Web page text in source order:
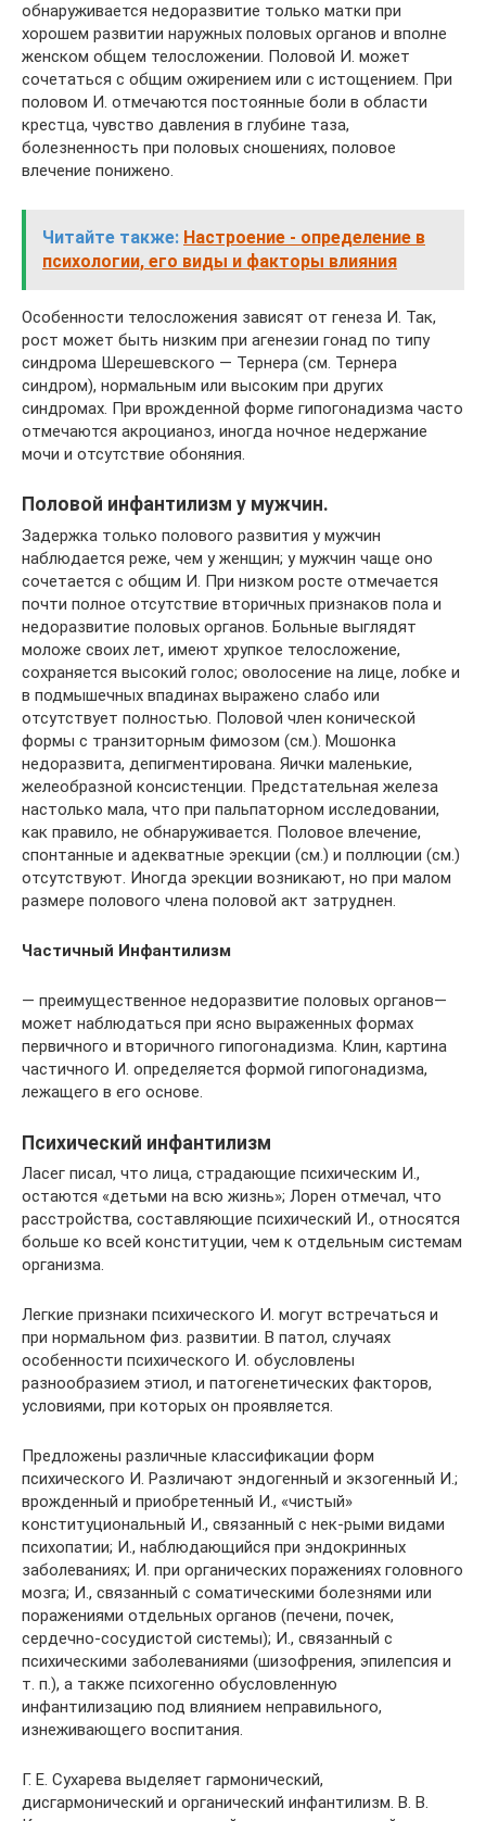
обнаруживается недоразвитие только матки при
хорошем развитии наружных половых органов и вполне
женском общем телосложении. Половой И. может
сочетаться с общим ожирением или с истощением. При
половом И. отмечаются постоянные боли в области
крестца, чувство давления в глубине таза,
болезненность при половых сношениях, половое
влечение понижено.
Читайте также: Настроение - определение в
психологии, его виды и факторы влияния
Особенности телосложения зависят от генеза И. Так,
рост может быть низким при агенезии гонад по типу
синдрома Шерешевского — Тернера (см. Тернера
синдром), нормальным или высоким при других
синдромах. При врожденной форме гипогонадизма часто
отмечаются акроцианоз, иногда ночное недержание
мочи и отсутствие обоняния.
Половой инфантилизм у мужчин.
Задержка только полового развития у мужчин
наблюдается реже, чем у женщин; у мужчин чаще оно
сочетается с общим И. При низком росте отмечается
почти полное отсутствие вторичных признаков пола и
недоразвитие половых органов. Больные выглядят
моложе своих лет, имеют хрупкое телосложение,
сохраняется высокий голос; оволосение на лице, лобке и
в подмышечных впадинах выражено слабо или
отсутствует полностью. Половой член конической
формы с транзиторным фимозом (см.). Мошонка
недоразвита, депигментирована. Яички маленькие,
желеобразной консистенции. Предстательная железа
настолько мала, что при пальпаторном исследовании,
как правило, не обнаруживается. Половое влечение,
спонтанные и адекватные эрекции (см.) и поллюции (см.)
отсутствуют. Иногда эрекции возникают, но при малом
размере полового члена половой акт затруднен.
Частичный Инфантилизм
— преимущественное недоразвитие половых органов—
может наблюдаться при ясно выраженных формах
первичного и вторичного гипогонадизма. Клин, картина
частичного И. определяется формой гипогонадизма,
лежащего в его основе.
Психический инфантилизм
Ласег писал, что лица, страдающие психическим И.,
остаются «детьми на всю жизнь»; Лорен отмечал, что
расстройства, составляющие психический И., относятся
больше ко всей конституции, чем к отдельным системам
организма.
Легкие признаки психического И. могут встречаться и
при нормальном физ. развитии. В патол, случаях
особенности психического И. обусловлены
разнообразием этиол, и патогенетических факторов,
условиями, при которых он проявляется.
Предложены различные классификации форм
психического И. Различают эндогенный и экзогенный И.;
врожденный и приобретенный И., «чистый»
конституциональный И., связанный с нек-рыми видами
психопатии; И., наблюдающийся при эндокринных
заболеваниях; И. при органических поражениях головного
мозга; И., связанный с соматическими болезнями или
поражениями отдельных органов (печени, почек,
сердечно-сосудистой системы); И., связанный с
психическими заболеваниями (шизофрения, эпилепсия и
т. п.), а также психогенно обусловленную
инфантилизацию под влиянием неправильного,
изнеживающего воспитания.
Г. Е. Сухарева выделяет гармонический,
дисгармонический и органический инфантилизм. В. В.